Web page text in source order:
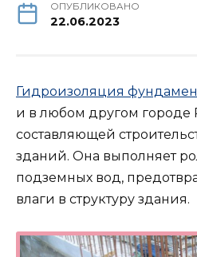
ОПУБЛИКОВАНО
22.06.2023
Гидроизоляция
и в любом другом городе
составляющей
зданий. Она выполняет
подземных вод,
влаги в структуру здания.